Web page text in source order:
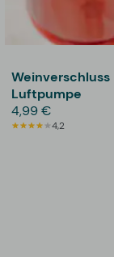
Weinverschluss
Luftpumpe
4,99 €
4,2